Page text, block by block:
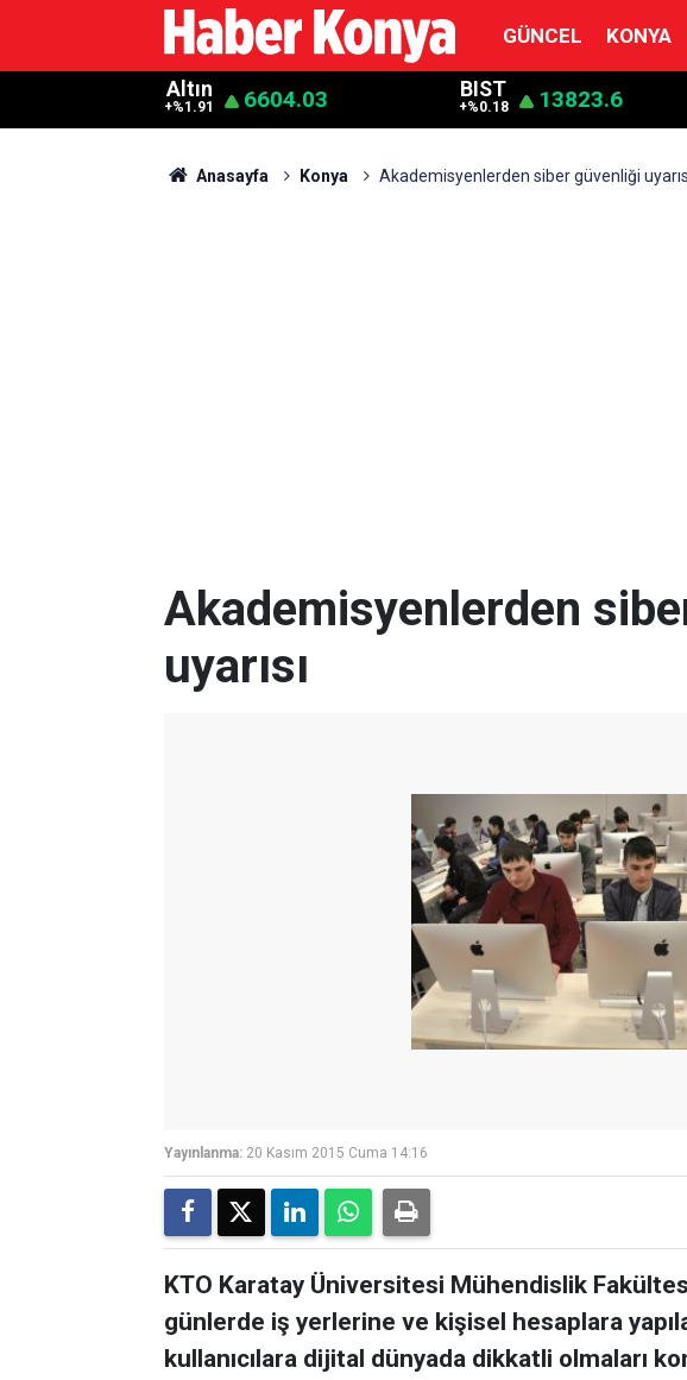
GÜNCEL KONYA
Altın
+%1.91 6604.03 BIST
+%0.18 13823.6
Anasayfa Konya Akademisyenlerden siber güvenliği
Akademisyenlerden
uyarısı
Yayınlanma: 20 Kasım 2015 Cuma 14:16
KTO Karatay Üniversitesi Mühendislik
günlerde iş yerlerine ve kişisel hesaplara
kullanıcılara dijital dünyada dikkatli olmaları